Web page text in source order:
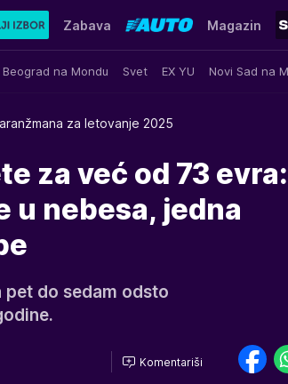
Beograd na Mondu Svet EX YU Novi Sad na
Zabava Magazin
za letovanje 2025
za već od 73 evra:
u nebesa, jedna
pet do sedam odsto
Komentariši